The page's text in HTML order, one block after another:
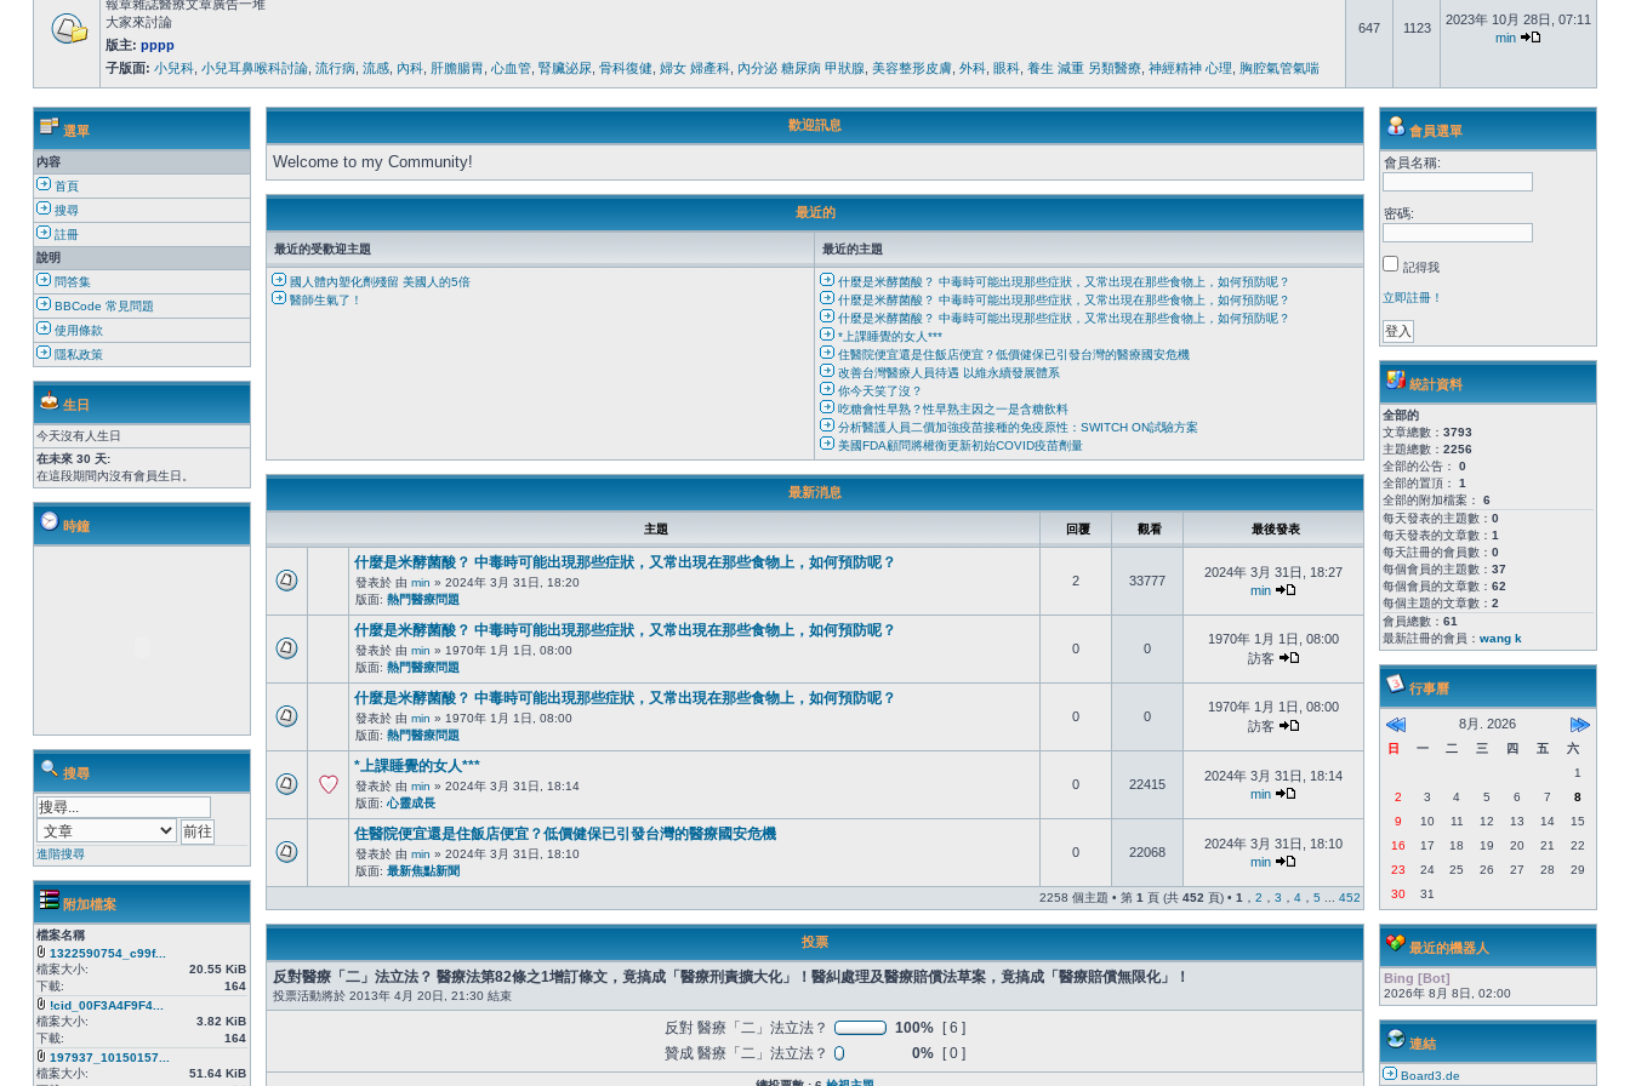
報章雜誌醫療文章廣告一堆
大家來討論
版主: pppp
子版面: 小兒科 小兒耳鼻喉科討論 流行病 流感 內科 肝膽腸胃 心血管 腎臟泌尿 骨科復健 婦女 婦產科 內分泌 糖尿病 甲狀腺 美容整形皮膚 外科 眼科 養生 減重 另類醫療 神經精神 心理 胸腔氣管氣喘
647 1123
2023年 10月 28日, 07:11
min
選單
內容
首頁
搜尋
註冊
說明
問答集
BBCode 常見問題
使用條款
隱私政策
生日
今天沒有人生日
在未來 30 天:
在這段期間內沒有會員生日。
時鐘
搜尋
進階搜尋
附加檔案
檔案名稱
1322590754_c99f...
檔案大小:
20.55 KiB
下載:
164
!cid_00F3A4F9F4...
檔案大小:
3.82 KiB
下載:
164
197937_10150157...
檔案大小:
51.64 KiB
歡迎訊息
Welcome to my Community!
最近的
最近的受歡迎主題 最近的主題
國人體內塑化劑殘留 美國人的5倍
醫師生氣了！
什麼是米酵菌酸？ 中毒時可能出現那些症狀，又常出現在那些食物上，如何預防呢？
什麼是米酵菌酸？ 中毒時可能出現那些症狀，又常出現在那些食物上，如何預防呢？
什麼是米酵菌酸？ 中毒時可能出現那些症狀，又常出現在那些食物上，如何預防呢？
*上課睡覺的女人***
住醫院便宜還是住飯店便宜？低價健保已引發台灣的醫療國安危機
改善台灣醫療人員待遇 以維永續發展體系
你今天笑了沒？
吃糖會性早熟？性早熟主因之一是含糖飲料
分析醫護人員二價加強疫苗接種的免疫原性：SWITCH ON試驗方案
美國FDA顧問將權衡更新初始COVID疫苗劑量
最新消息
主題 回覆 觀看 最後發表
什麼是米酵菌酸？ 中毒時可能出現那些症狀，又常出現在那些食物上，如何預防呢？
發表於 由 min » 2024年 3月 31日, 18:20
版面: 熱門醫療問題
2 33777
2024年 3月 31日, 18:27
min
什麼是米酵菌酸？ 中毒時可能出現那些症狀，又常出現在那些食物上，如何預防呢？
發表於 由 min » 1970年 1月 1日, 08:00
版面: 熱門醫療問題
0 0
1970年 1月 1日, 08:00
訪客
什麼是米酵菌酸？ 中毒時可能出現那些症狀，又常出現在那些食物上，如何預防呢？
發表於 由 min » 1970年 1月 1日, 08:00
版面: 熱門醫療問題
0 0
1970年 1月 1日, 08:00
訪客
*上課睡覺的女人***
發表於 由 min » 2024年 3月 31日, 18:14
版面: 心靈成長
0 22415
2024年 3月 31日, 18:14
min
住醫院便宜還是住飯店便宜？低價健保已引發台灣的醫療國安危機
發表於 由 min » 2024年 3月 31日, 18:10
版面: 最新焦點新聞
0 22068
2024年 3月 31日, 18:10
min
2258 個主題 • 第 1 頁 (共 452 頁) • 1 2 3 4 5 452
投票
反對醫療「二」法立法？ 醫療法第82條之1增訂條文，竟搞成「醫療刑責擴大化」！醫糾處理及醫療賠償法草案，竟搞成「醫療賠償無限化」！
投票活動將於 2013年 4月 20日, 21:30 結束
反對 醫療「二」法立法？ 100%
[ 6 ]
贊成 醫療「二」法立法？
0% [ 0 ]
會員選單
會員名稱:
密碼:
記得我
立即註冊！
統計資料
全部的
文章總數： 3793
主題總數： 2256
全部的公告： 0
全部的置頂： 1
全部的附加檔案： 6
每天發表的主題數： 0
每天發表的文章數： 1
每天註冊的會員數： 0
每個會員的主題數： 37
每個會員的文章數： 62
每個主題的文章數： 2
會員總數： 61
最新註冊的會員： wang k
行事曆
8月. 2026
日 一 二 三 四 五
六
1
2
3 4 5 6 7
8
9
10 11 12 13 14
15
16
17 18 19 20 21
22
23
24 25 26 27 28
29
30
31
最近的機器人
Bing [Bot]
2026年 8月 8日, 02:00
連結
Board3.de